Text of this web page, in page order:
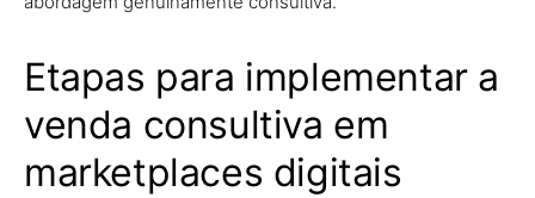
Etapas para implementar a
venda consultiva em
marketplaces digitais